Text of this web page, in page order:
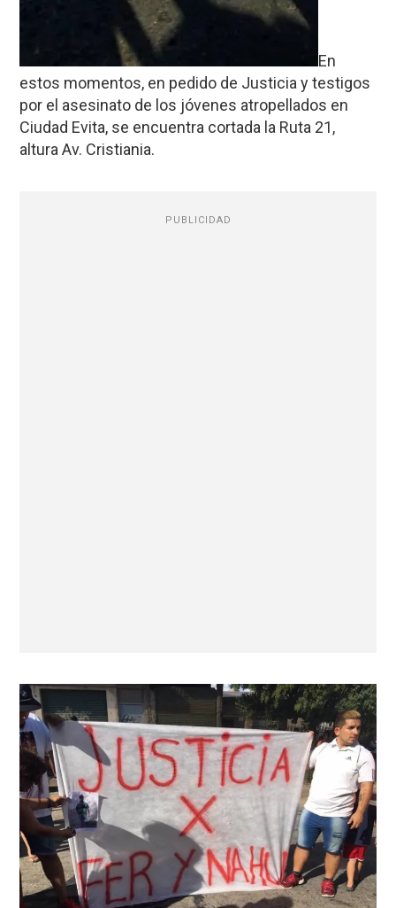
En
estos momentos, en pedido de Justicia y testigos
por el asesinato de los jóvenes atropellados en
Ciudad Evita, se encuentra cortada la Ruta 21,
altura Av. Cristiania.
PUBLICIDAD